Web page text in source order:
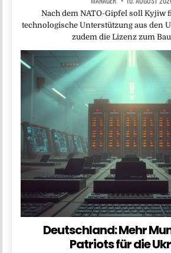
Nach dem NATO-Gipfel soll Kyjiw
technologische Unterstützung aus den
zudem die Lizenz zum
Deutschland: Mehr
Patriots für die